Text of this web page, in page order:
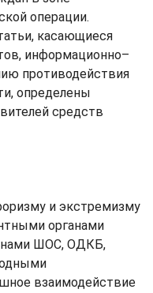
операции.
касающиеся
информационно–
противодействия
определены
средств
и экстремизму
органами
ШОС, ОДКБ,
взаимодействие